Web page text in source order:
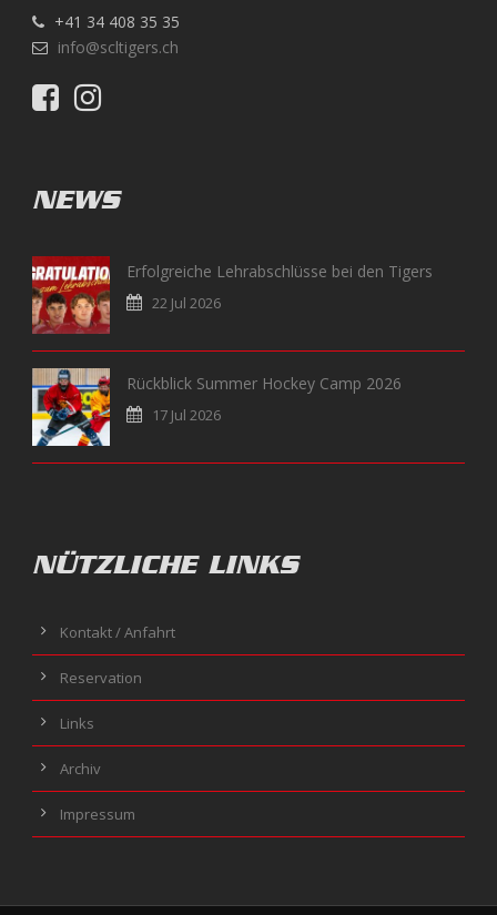
+41 34 408 35 35
info@scltigers.ch
NEWS
Erfolgreiche Lehrabschlüsse bei den Tigers
22 Jul 2026
Rückblick Summer Hockey Camp 2026
17 Jul 2026
NÜTZLICHE LINKS
Kontakt / Anfahrt
Reservation
Links
Archiv
Impressum